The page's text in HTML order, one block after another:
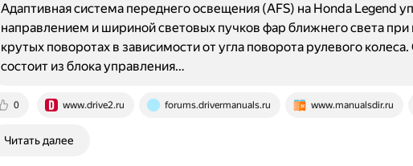
0 www.drive2.ru forums.drivermanuals.ru www.manualsdir.ru
Адаптивная система переднего освещения (AFS) на Honda Legend
направлением и шириной световых пучков фар ближнего света при
крутых поворотах в зависимости от угла поворота рулевого
состоит из блока управления…
Читать далее